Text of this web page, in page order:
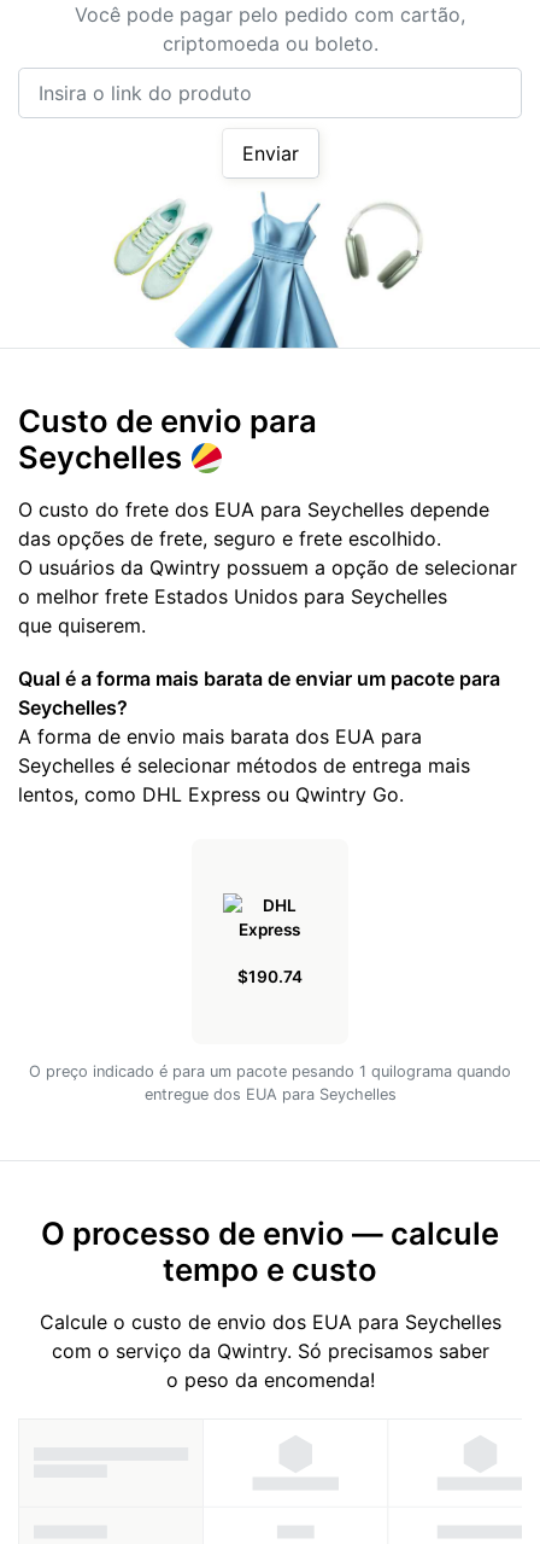
Você pode pagar pelo pedido com cartão,
criptomoeda ou boleto.
Enviar
Custo de envio para
Seychelles
O custo do frete dos EUA para Seychelles depende
das opções de frete, seguro e frete escolhido.
O usuários da Qwintry possuem a opção de selecionar
o melhor frete Estados Unidos para Seychelles
que quiserem.
Qual é a forma mais barata de enviar um pacote para
Seychelles?
A forma de envio mais barata dos EUA para
Seychelles é selecionar métodos de entrega mais
lentos, como DHL Express ou Qwintry Go.
$190.74
O preço indicado é para um pacote pesando 1 quilograma quando
entregue dos EUA para Seychelles
O processo de envio — calcule
tempo e custo
Calcule o custo de envio dos EUA para Seychelles
com o serviço da Qwintry. Só precisamos saber
o peso da encomenda!